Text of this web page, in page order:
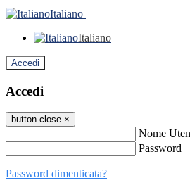
Italiano
Italiano
Accedi
Accedi
button close ×
Nome
Password
Password dimenticata?